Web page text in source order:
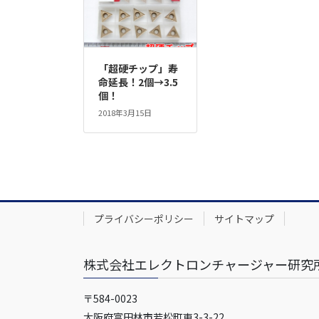
「超硬チップ」寿
命延長！2個→3.5
個！
2018年3月15日
プライバシーポリシー サイトマップ
株式会社エレクトロンチャージャー研究
〒584-0023